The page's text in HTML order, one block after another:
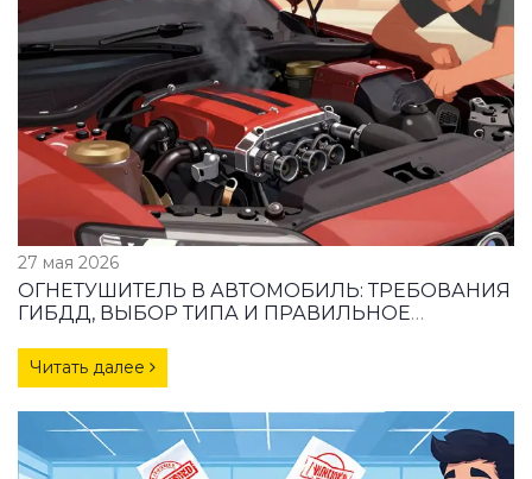
27 мая 2026
ОГНЕТУШИТЕЛЬ В АВТОМОБИЛЬ: ТРЕБОВАНИЯ
ГИБДД, ВЫБОР ТИПА И ПРАВИЛЬНОЕ
Читать далее